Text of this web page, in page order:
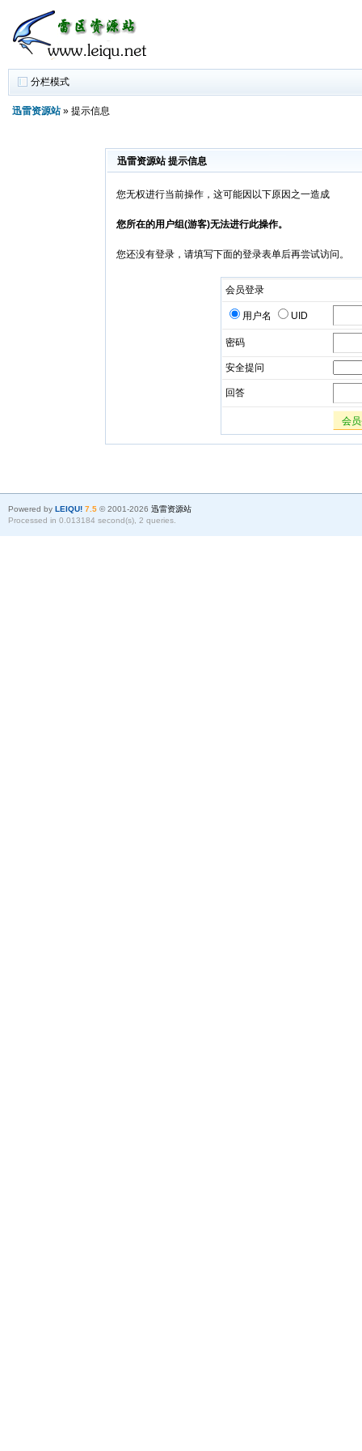
分栏模式
迅雷资源站» 提示信息
迅雷资源站 提示信息
您无权进行当前操作，这可能因以下原因之一造成
您所在的用户组(游客)无法进行此操作。
您还没有登录，请填写下面的登录表单后再尝试访问。
会员登录
用户名 UID
密码
安全提问
回答
会
Powered by LEIQU! 7.5© 2001-2026 迅雷资源站
Processed in 0.013184 second(s), 2 queries.